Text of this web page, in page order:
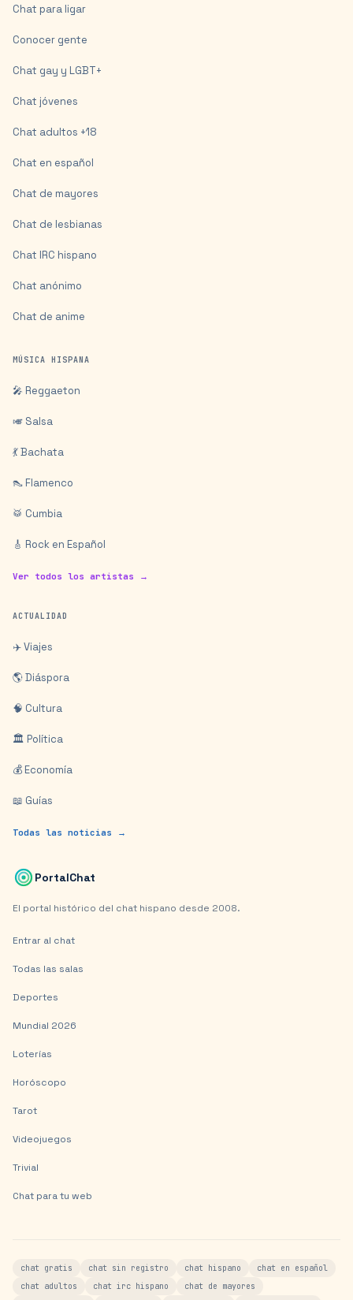
Chat para ligar
Conocer gente
Chat gay y LGBT+
Chat jóvenes
Chat adultos +18
Chat en español
Chat de mayores
Chat de lesbianas
Chat IRC hispano
Chat anónimo
Chat de anime
MÚSICA HISPANA
🎤 Reggaeton
🎺 Salsa
💃 Bachata
👠 Flamenco
🥁 Cumbia
🎸 Rock en Español
Ver todos los artistas →
ACTUALIDAD
✈️ Viajes
🌎 Diáspora
🧠 Cultura
🏛️ Política
💰 Economía
📖 Guías
Todas las noticias →
PortalChat
El portal histórico del chat hispano desde 2008.
Entrar al chat
Todas las salas
Deportes
Mundial 2026
Loterías
Horóscopo
Tarot
Videojuegos
Trivial
Chat para tu web
chat gratis chat sin registro chat hispano
chat en español
chat adultos
chat irc hispano
chat de mayores